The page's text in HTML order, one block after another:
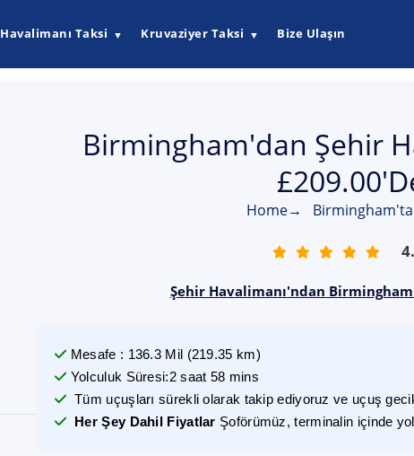
Havalimanı Taksi ▼ Kruvaziyer Taksi ▼ Bize Ulaşın
Birmingham'dan Şehir
Home→
Şehir Havalimanı'ndan
Mesafe : 136.3 Mil (219.35 km)
Yolculuk Süresi:2 saat 58 mins
Tüm uçuşları sürekli olarak takip ediyoruz ve uçuş
Her Şey Dahil Fiyatlar Şoförümüz, terminalin içinde